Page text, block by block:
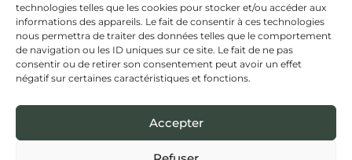
technologies telles que les cookies pour stocker et/ou accéder aux
informations des appareils. Le fait de consentir à ces technologies
nous permettra de traiter des données telles que le comportement
de navigation ou les ID uniques sur ce site. Le fait de ne pas
consentir ou de retirer son consentement peut avoir un effet
négatif sur certaines caractéristiques et fonctions.
Accepter
Nos Bureaux
26 Rue d’Edimbourg, 1050 Ixelles, Belgique (Siège)
Botanic Tower, Bd Saint-Lazare 4/10,
1210 Bruxelles, Belgium (Office)